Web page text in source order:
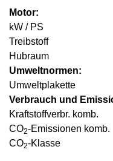
Motor:
kW / PS
Treibstoff
Hubraum
Umweltnormen:
Umweltplakette
Verbrauch und
Kraftstoffverbr. komb.
CO2-Emissionen komb.
CO2-Klasse